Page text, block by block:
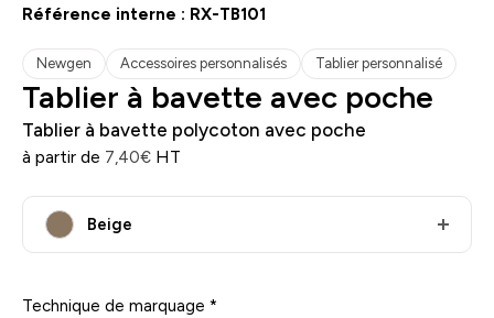
Référence interne : RX-TB101
Newgen Accessoires personnalisés Tablier personnalisé
Tablier à bavette avec poche
Tablier à bavette polycoton avec poche
à partir de 7,40€ HT
Beige
Technique de marquage *